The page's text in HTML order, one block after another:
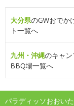
大分県のGWおでか
ト一覧へ
九州・沖縄のキャン
BBQ場一覧へ
パラディッソおおい